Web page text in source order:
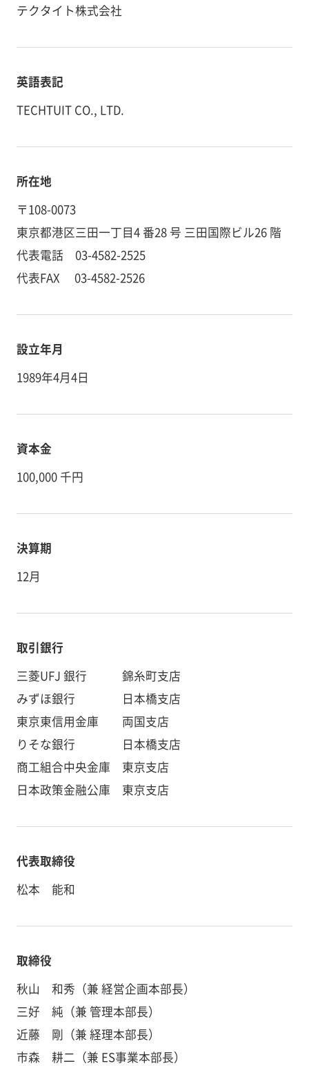
テクタイト株式会社
英語表記
TECHTUIT CO., LTD.
所在地
〒108-0073
東京都港区三田一丁目4 番28 号 三田国際ビル26 階
代表電話 03-4582-2525
代表FAX 03-4582-2526
設立年月
1989年4月4日
資本金
100,000 千円
決算期
12月
取引銀行
三菱UFJ 銀行 錦糸町支店
みずほ銀行 日本橋支店
東京東信用金庫 両国支店
りそな銀行 日本橋支店
商工組合中央金庫 東京支店
日本政策金融公庫 東京支店
代表取締役
松本 能和
取締役
秋山 和秀（兼 経営企画本部長）
三好 純（兼 管理本部長）
近藤 剛（兼 経理本部長）
市森 耕二（兼 ES事業本部長）